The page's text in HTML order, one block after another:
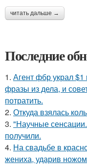
читать дальше →
Последние
1. Агент фбр украл
фразы из дела, и
потратить.
2. Откуда взялась
3. "Научные
получили.
4. На свадьбе в
жениха, ударив